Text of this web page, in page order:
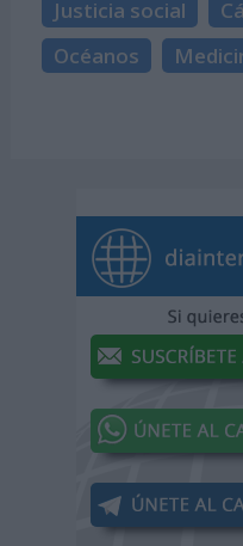
Justicia social
Océanos